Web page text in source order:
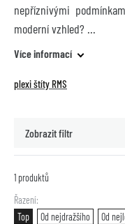
nepříznivými
moderní vzhled?
Více informací
plexi štíty RMS
Zobrazit filtr
1 produktů
Řazení
Top
Od nejdražšího Od